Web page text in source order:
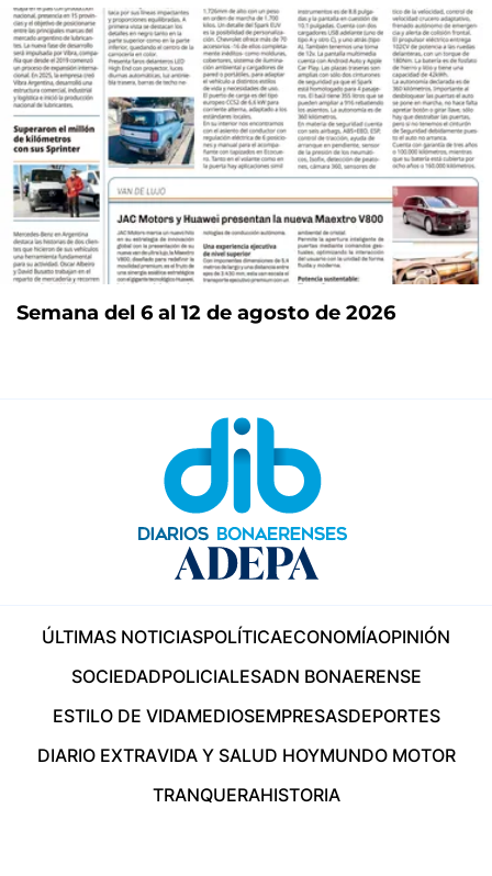
Semana del 6 al 12 de agosto de 2026
ÚLTIMAS NOTICIASPOLÍTICAECONOMÍAOPINIÓN
SOCIEDADPOLICIALESADN BONAERENSE
ESTILO DE VIDAMEDIOSEMPRESASDEPORTES
DIARIO EXTRAVIDA Y SALUD HOYMUNDO MOTOR
TRANQUERAHISTORIA